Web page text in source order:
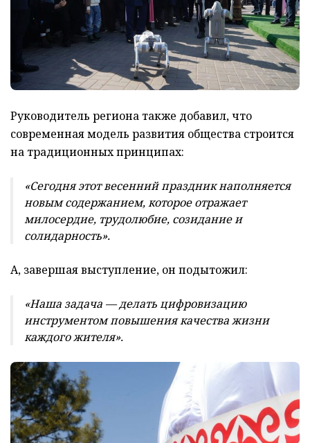
Руководитель региона также добавил, что
современная модель развития общества строится
на традиционных принципах:
«Сегодня этот весенний праздник наполняется
новым содержанием, которое отражает
милосердие, трудолюбие, созидание и
солидарность».
А, завершая выступление, он подытожил:
«Наша задача — делать цифровизацию
инструментом повышения качества жизни
каждого жителя».